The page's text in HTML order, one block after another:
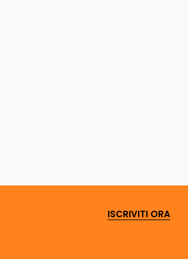
ISCRIVITI ORA